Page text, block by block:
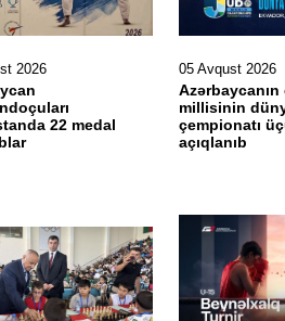
2026
22 medal
05 Avqust 2026
Azərbaycanın
millisinin
çempionatı
açıqlanıb